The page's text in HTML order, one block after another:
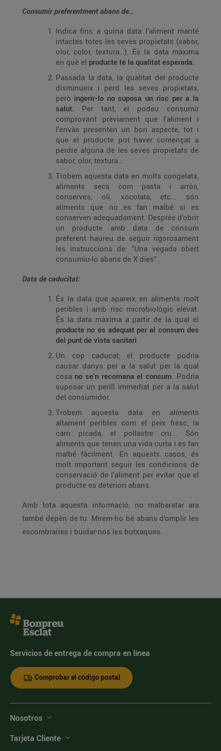
Consumir preferentment abans de…
Indica fins a quina data l’aliment manté
intactes totes les seves propietats (sabor,
olor, color, textura…). És la data màxima
en què el producte té la qualitat esperada.
Passada la data, la qualitat del producte
disminueix i perd les seves propietats,
però ingerir-lo no suposa un risc per a la
salut. Per tant, el podeu consumir
comprovant prèviament que l'aliment i
l’envàs presenten un bon aspecte, tot i
que el producte pot haver començat a
perdre alguna de les seves propietats de
sabor, olor, textura…
Trobem aquesta data en molts congelats,
aliments secs com pasta i arròs,
conserves, oli, xocolata, etc... són
aliments que no es fan malbé si es
conserven adequadament. Després d’obrir
un producte amb data de consum
preferent haureu de seguir rigorosament
les instruccions de: "Una vegada obert
consumiu-lo abans de X dies”.
Data de caducitat:
És la data que apareix en aliments molt
peribles i amb risc microbiològic elevat.
És la data màxima a partir de la qual el
producte no és adequat per al consum des
del punt de vista sanitari.
Un cop caducat, el producte podria
causar danys per a la salut per la qual
cosa no se’n recomana el consum. Podria
suposar un perill immediat per a la salut
del consumidor.
Trobem aquesta data en aliments
altament peribles com el peix fresc, la
carn picada, el pollastre cru... Són
aliments que tenen una vida curta i es fan
malbé fàcilment. En aquests casos, és
molt important seguir les condicions de
conservació de l'aliment per evitar que el
producte es deteriori abans.
Amb tota aquesta informació, no malbaratar ara
també depèn de tu. Mirem-ho bé abans d’omplir les
escombraries i buidar-nos les butxaques.
Servicios de entrega de compra en línea
Comprobar el código postal
Nosotros
Tarjeta Cliente